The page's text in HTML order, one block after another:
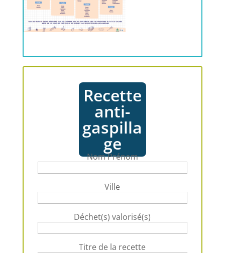
Recette
anti-
gaspilla
ge
Nom Prénom
Ville
Déchet(s) valorisé(s)
Titre de la recette